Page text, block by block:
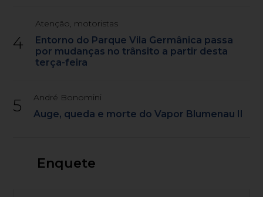
4
Atenção, motoristas
Entorno do Parque Vila Germânica passa
por mudanças no trânsito a partir desta
terça-feira
5 André Bonomini
Auge, queda e morte do Vapor Blumenau II
Enquete